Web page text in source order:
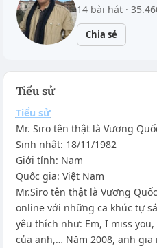
14 bài hát ·
Chia sẻ
Tiểu sử
Tiểu sử
Mr. Siro tên thật là Vương
Sinh nhật: 18/11/1982
Giới tính: Nam
Quốc gia: Việt Nam
Mr.Siro tên thật là Vương
online với những ca khúc tự
yêu thích như: Em, I miss
của anh,… Năm 2008, anh gia